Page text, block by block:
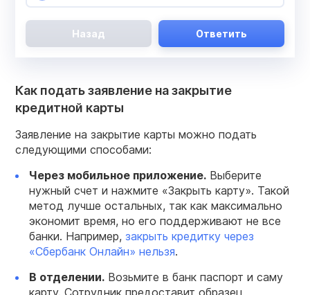
Назад Ответить
Как подать заявление на закрытие
кредитной карты
Заявление на закрытие карты можно подать
следующими способами:
Через мобильное приложение. Выберите
нужный счет и нажмите «Закрыть карту». Такой
метод лучше остальных, так как максимально
экономит время, но его поддерживают не все
банки. Например, закрыть кредитку через
«Сбербанк Онлайн» нельзя.
В отделении. Возьмите в банк паспорт и саму